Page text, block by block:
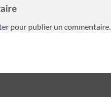
pour publier un commentaire.